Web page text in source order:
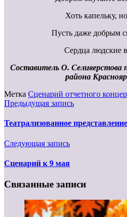
Хоть капельку,
Пусть даже добрым
Сердца людские
Составитель О. Селиверстова
района
Метка Сценарий отчетного
Предыдущая запись
Театрализованное
Следующая запись
Сценарий к 9 мая
Связанные записи